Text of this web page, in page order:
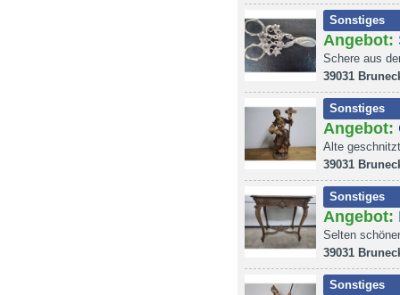
Sonstiges
Angebot:
Schere aus
39031
Sonstiges
Angebot:
Alte
39031
Sonstiges
Angebot:
Selten
39031
Sonstiges